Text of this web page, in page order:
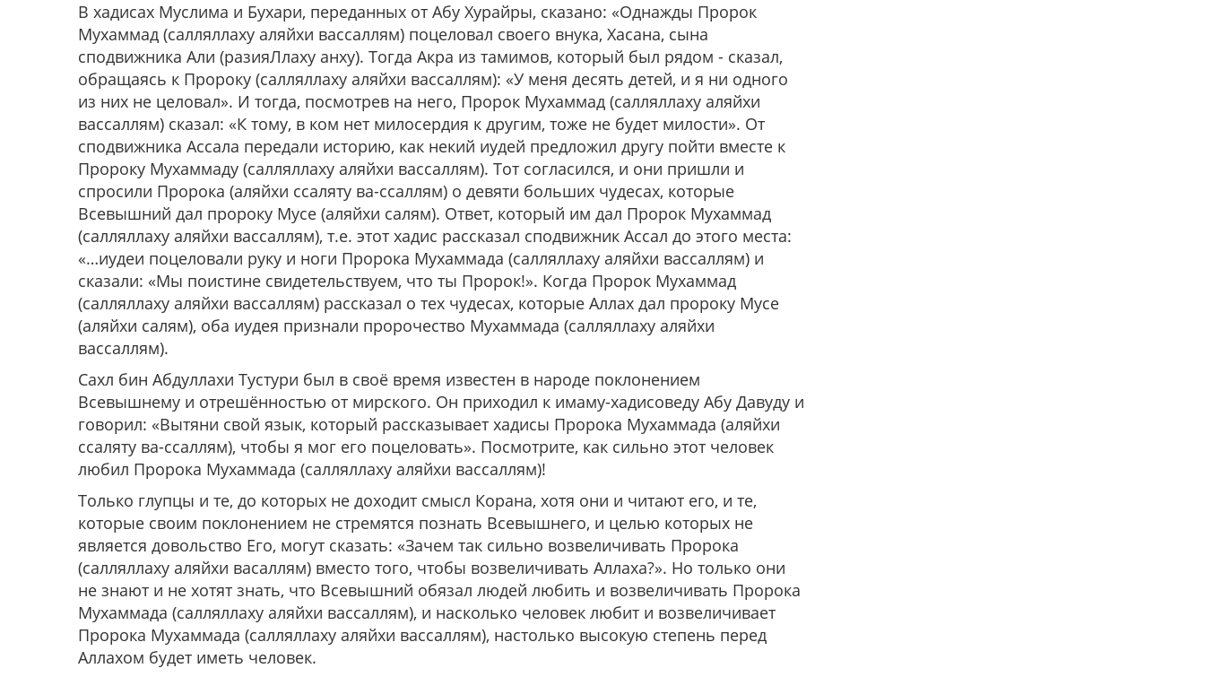
В хадисах Муслима и Бухари, переданных от Абу Хурайры, сказано: «Однажды Пророк
Мухаммад (салляллаху аляйхи вассаллям) поцеловал своего внука, Хасана, сына
сподвижника Али (разияЛлаху анху). Тогда Акра из тамимов, который был рядом - сказал,
обращаясь к Пророку (салляллаху аляйхи вассаллям): «У меня десять детей, и я ни одного
из них не целовал». И тогда, посмотрев на него, Пророк Мухаммад (салляллаху аляйхи
вассаллям) сказал: «К тому, в ком нет милосердия к другим, тоже не будет милости». От
сподвижника Ассала передали историю, как некий иудей предложил другу пойти вместе к
Пророку Мухаммаду (салляллаху аляйхи вассаллям). Тот согласился, и они пришли и
спросили Пророка (аляйхи ссаляту ва-ссаллям) о девяти больших чудесах, которые
Всевышний дал пророку Мусе (аляйхи салям). Ответ, который им дал Пророк Мухаммад
(салляллаху аляйхи вассаллям), т.е. этот хадис рассказал сподвижник Ассал до этого места:
«…иудеи поцеловали руку и ноги Пророка Мухаммада (салляллаху аляйхи вассаллям) и
сказали: «Мы поистине свидетельствуем, что ты Пророк!». Когда Пророк Мухаммад
(салляллаху аляйхи вассаллям) рассказал о тех чудесах, которые Аллах дал пророку Мусе
(аляйхи салям), оба иудея признали пророчество Мухаммада (салляллаху аляйхи
вассаллям).
Сахл бин Абдуллахи Тустури был в своё время известен в народе поклонением
Всевышнему и отрешённостью от мирского. Он приходил к имаму-хадисоведу Абу Давуду и
говорил: «Вытяни свой язык, который рассказывает хадисы Пророка Мухаммада (аляйхи
ссаляту ва-ссаллям), чтобы я мог его поцеловать». Посмотрите, как сильно этот человек
любил Пророка Мухаммада (салляллаху аляйхи вассаллям)!
Только глупцы и те, до которых не доходит смысл Корана, хотя они и читают его, и те,
которые своим поклонением не стремятся познать Всевышнего, и целью которых не
является довольство Его, могут сказать: «Зачем так сильно возвеличивать Пророка
(салляллаху аляйхи васаллям) вместо того, чтобы возвеличивать Аллаха?». Но только они
не знают и не хотят знать, что Всевышний обязал людей любить и возвеличивать Пророка
Мухаммада (салляллаху аляйхи вассаллям), и насколько человек любит и возвеличивает
Пророка Мухаммада (салляллаху аляйхи вассаллям), настолько высокую степень перед
Аллахом будет иметь человек.